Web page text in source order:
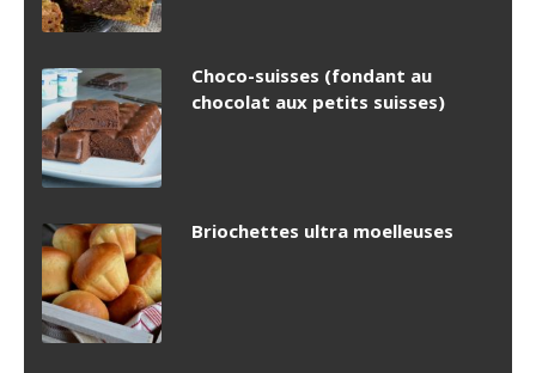
Choco-suisses (fondant au
chocolat aux petits suisses)
Briochettes ultra moelleuses